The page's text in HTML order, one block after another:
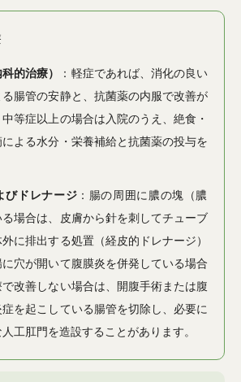
的治療）
：軽症であれば、消化の良い
腸管の安静と、抗菌薬の内服で改善が
等症以上の場合は入院のうえ、絶食・
よる水分・栄養補給と抗菌薬の投与を
びドレナージ ：腸の周囲に膿の塊（膿
場合は、皮膚から針を刺してチューブ
に排出する処置（経皮的ドレナージ）
穴が開いて腹膜炎を併発している場合
改善しない場合は、開腹手術または腹
を起こしている腸管を切除し、必要に
工肛門を造設することがあります。